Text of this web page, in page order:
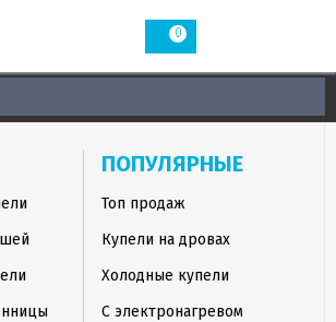
0
ПОПУЛЯРНЫЕ
Топ продаж
Купели на дровах
Холодные купели
С электронагревом